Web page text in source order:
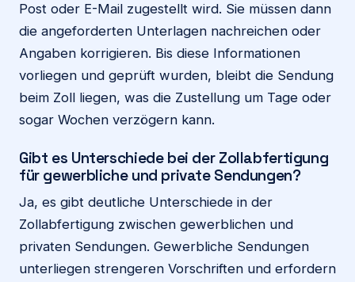
Post oder E-Mail zugestellt wird. Sie müssen dann
die angeforderten Unterlagen nachreichen oder
Angaben korrigieren. Bis diese Informationen
vorliegen und geprüft wurden, bleibt die Sendung
beim Zoll liegen, was die Zustellung um Tage oder
sogar Wochen verzögern kann.
Gibt es Unterschiede bei der Zollabfertigung
für gewerbliche und private Sendungen?
Ja, es gibt deutliche Unterschiede in der
Zollabfertigung zwischen gewerblichen und
privaten Sendungen. Gewerbliche Sendungen
unterliegen strengeren Vorschriften und erfordern